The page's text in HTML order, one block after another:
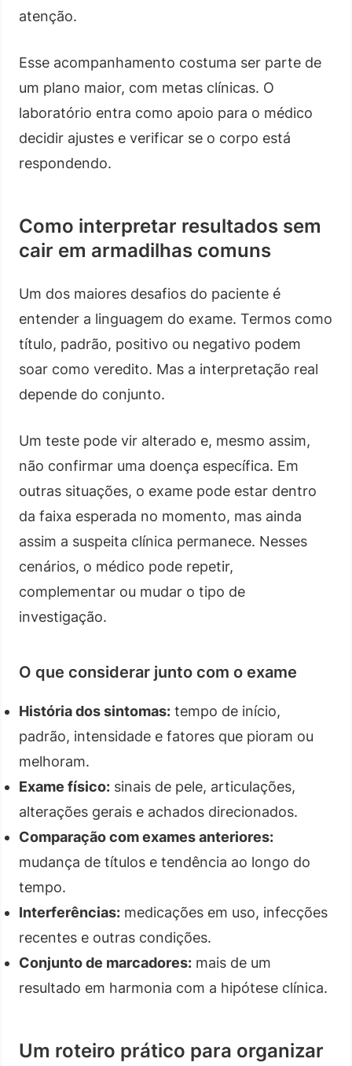
atenção.
Esse acompanhamento costuma ser parte de
um plano maior, com metas clínicas. O
laboratório entra como apoio para o médico
decidir ajustes e verificar se o corpo está
respondendo.
Como interpretar resultados sem
cair em armadilhas comuns
Um dos maiores desafios do paciente é
entender a linguagem do exame. Termos como
título, padrão, positivo ou negativo podem
soar como veredito. Mas a interpretação real
depende do conjunto.
Um teste pode vir alterado e, mesmo assim,
não confirmar uma doença específica. Em
outras situações, o exame pode estar dentro
da faixa esperada no momento, mas ainda
assim a suspeita clínica permanece. Nesses
cenários, o médico pode repetir,
complementar ou mudar o tipo de
investigação.
O que considerar junto com o exame
História dos sintomas: tempo de início,
padrão, intensidade e fatores que pioram ou
melhoram.
Exame físico: sinais de pele, articulações,
alterações gerais e achados direcionados.
Comparação com exames anteriores:
mudança de títulos e tendência ao longo do
tempo.
Interferências: medicações em uso, infecções
recentes e outras condições.
Conjunto de marcadores: mais de um
resultado em harmonia com a hipótese clínica.
Um roteiro prático para organizar